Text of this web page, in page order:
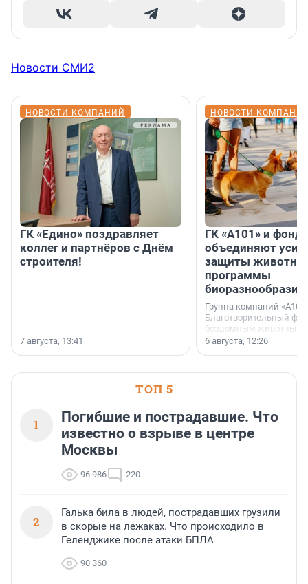
Новости СМИ2
НОВОСТИ КОМПАНИЙ
ГК «Едино» поздравляет
коллег и партнёров с Днём
строителя!
7 августа, 13:41
НОВОСТИ
ГК «А101» и фонд
объединяют
защиты
программы
биоразнообразия
Группа компаний
Благотворительный
бездомным животным
заключили соглашение
6 августа, 12:26
ТОП 5
1
Погибшие и пострадавшие. Что
известно о взрыве в центре
Москвы
96 986 220
2
Галька била в людей, пострадавших грузили
в скорые на лежаках. Что происходило в
Геленджике после атаки БПЛА
90 360